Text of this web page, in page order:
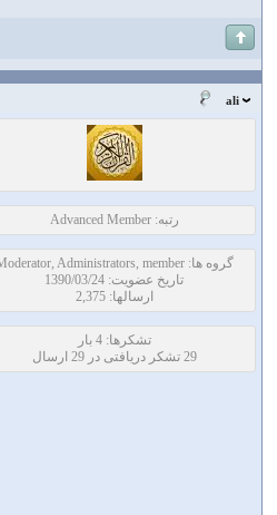
ali
رتبه: Advanced Member
گروه ها: Moderator, Administrators, member
تاریخ عضویت: 1390/03/24
ارسالها: 2,375
تشکرها: 4 بار
29 تشکر دریافتی در 29 ارسال